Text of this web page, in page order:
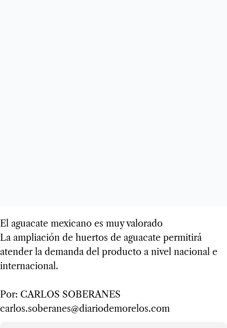
El aguacate mexicano es muy valorado
La ampliación de huertos de aguacate permitirá
atender la demanda del producto a nivel nacional e
internacional.
Por: CARLOS SOBERANES
carlos.soberanes@diariodemorelos.com